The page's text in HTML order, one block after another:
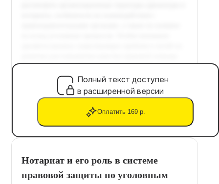
Полный текст доступен
в расширенной версии
Оплатить 169 р.
Нотариат и его роль в системе
правовой защиты по уголовным